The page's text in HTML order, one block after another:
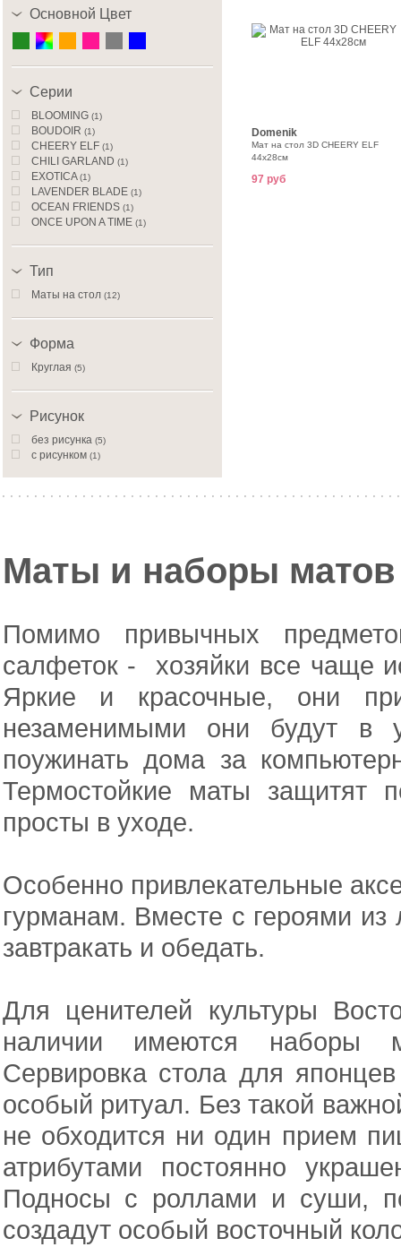
Основной Цвет
Серии
BLOOMING (1)
BOUDOIR (1)
CHEERY ELF (1)
CHILI GARLAND (1)
EXOTICA(1)
LAVENDER BLADE (1)
OCEAN FRIENDS (1)
ONCE UPON A TIME (1)
ПРИНЦЕССА
ТАЧКИ(1)
Тип
Маты на стол (12)
Форма
Круглая (5)
Рисунок
без рисунка (5)
с рисунком (1)
Domenik
Мат на стол 3D CHEERY ELF
44х28см
97 руб
Маты и наборы матов
Помимо привычных
салфеток - хозяйки все чаще
Яркие и красочные, они
незаменимыми они будут в
поужинать дома за
Термостойкие маты защитят
просты в уходе.
Особенно привлекательные
гурманам. Вместе с героями
завтракать и обедать.
Для ценителей культуры
наличии имеются наборы
Сервировка стола для
особый ритуал. Без такой
не обходится ни один прием
атрибутами постоянно
Подносы с роллами и суши,
создадут особый восточный